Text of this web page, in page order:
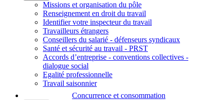
Missions et organisation du pôle
Renseignement en droit du travail
Identifier votre inspecteur du travail
Travailleurs étrangers
Conseillers du salarié - défenseurs syndicaux
Santé et sécurité au travail - PRST
Accords d’entreprise - conventions collectives -
dialogue social
Egalité professionnelle
Travail saisonnier
Concurrence et consommation